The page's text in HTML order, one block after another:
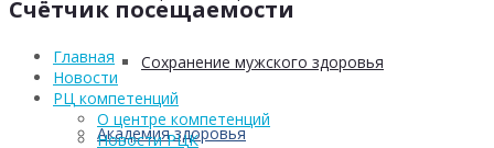
Сохранение мужского здоровья
Академия здоровья
Счётчик посещаемости
Главная
Новости
РЦ компетенций
О центре компетенций
Новости РЦК